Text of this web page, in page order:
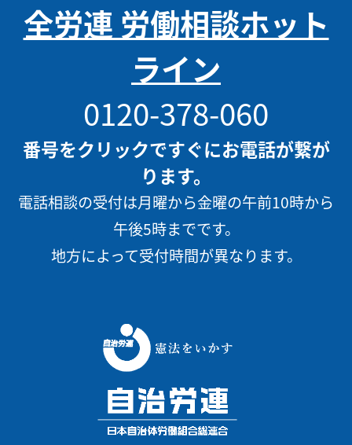
全労連 労働相談ホット
ライン
0120-378-060
番号をクリックですぐにお電話が繋が
ります。
電話相談の受付は月曜から金曜の午前10時から
午後5時までです。
地方によって受付時間が異なります。